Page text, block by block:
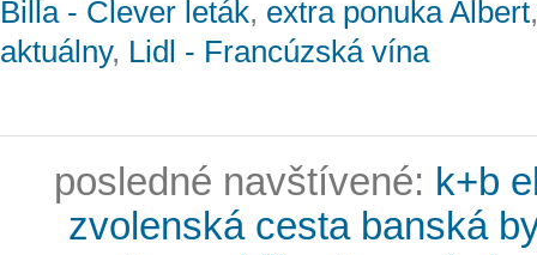
Billa - Clever leták, extra ponuka Albert
aktuálny, Lidl - Francúzská vína
posledné navštívené: k+b
zvolenská cesta banská